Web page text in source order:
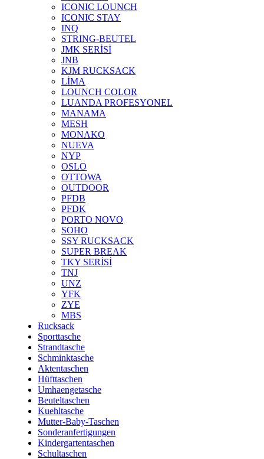
ICONIC LOUNCH
ICONIC STAY
INQ
STRING-BEUTEL
JMK SERİSİ
JNB
KJM RUCKSACK
LİMA
LOUNCH COLOR
LUANDA PROFESYONEL
MANAMA
MESH
MONAKO
NUEVA
NYP
OSLO
OTTOWA
OUTDOOR
PFDB
PFDK
PORTO NOVO
SOHO
SSY RUCKSACK
SUPER BREAK
TKY SERİSİ
TNJ
UNZ
YFK
ZYE
MBS
Rucksack
Sporttasche
Strandtasche
Schminktasche
Aktentaschen
Hüfttaschen
Umhaengetasche
Beuteltaschen
Kuehltasche
Mutter-Baby-Taschen
Sonderanfertigungen
Kindergartentaschen
Schultaschen